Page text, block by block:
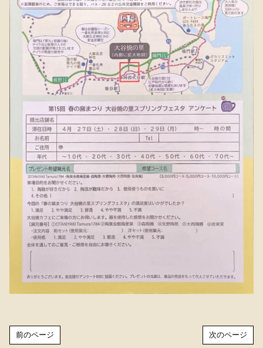
前のページ 次のページ